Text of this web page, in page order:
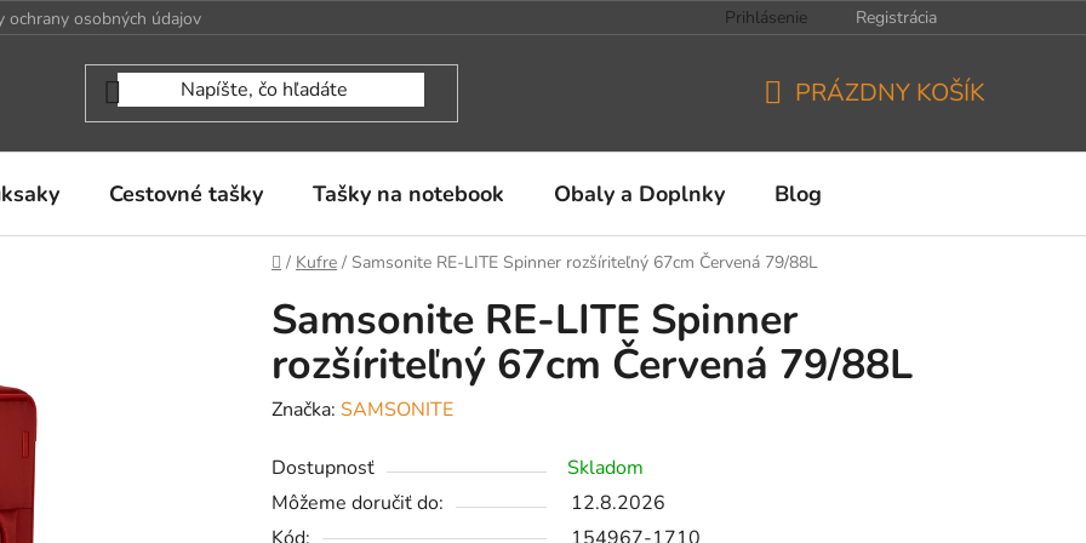
ochrany osobných údajov Prihlásenie Registrácia
KOŠÍK
PRÁZDNY KOŠÍK
Cestovné tašky Tašky na notebook Obaly a Doplnky Blog
Domov
/ Kufre / Samsonite RE-LITE Spinner rozšíriteľný 67cm Červená 79/88L
Samsonite RE-LITE Spinner
rozšíriteľný 67cm Červená 79/88L
Značka: SAMSONITE
Dostupnosť
Skladom
Môžeme doručiť do:
12.8.2026